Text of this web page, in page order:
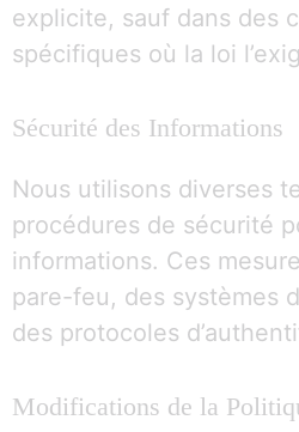
explicite, sauf dans des
spécifiques où la loi
Sécurité des Informations
Nous utilisons diverses
procédures de sécurité
informations. Ces
pare-feu, des systèmes
des protocoles
Modifications de la